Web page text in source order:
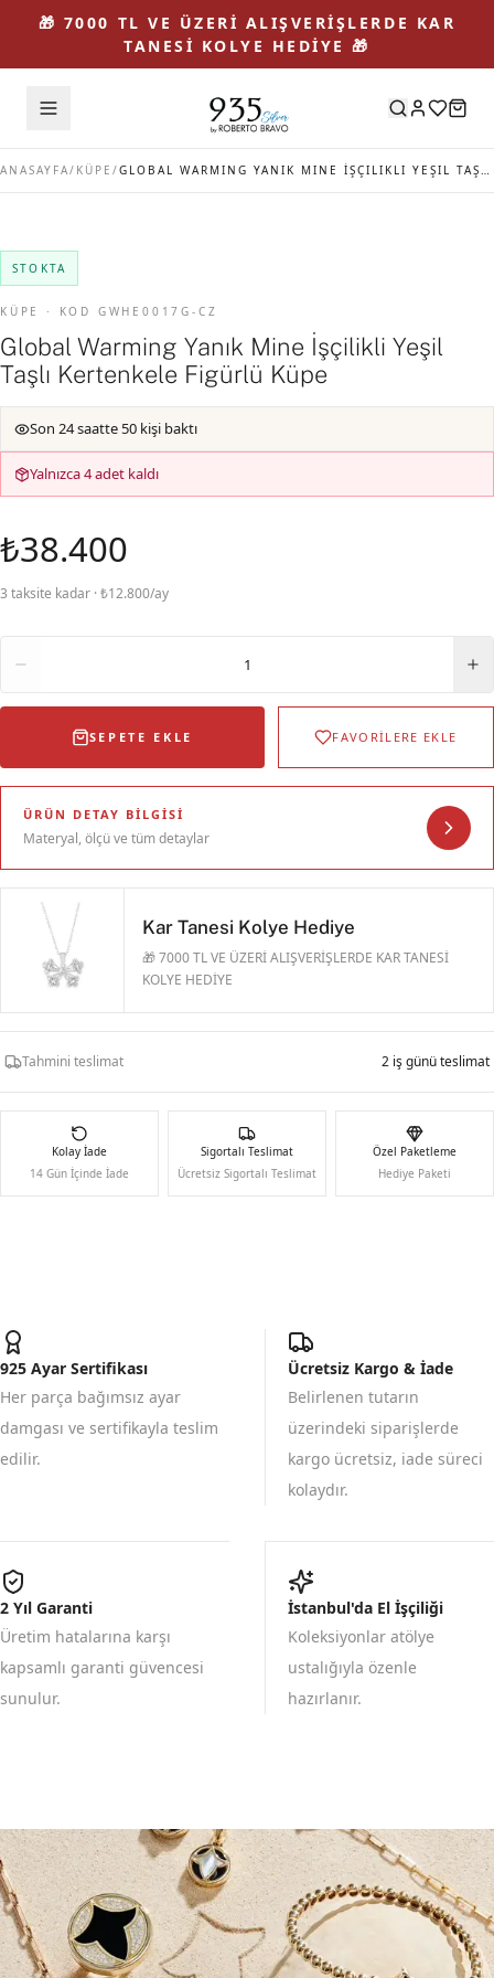
🎁 7000 TL VE ÜZERİ ALIŞVERİŞLERDE KAR
TANESİ KOLYE HEDİYE 🎁
ANASAYFA/ KÜPE / GLOBAL WARMING YANIK MINE İŞÇILIKLI YEŞIL TAŞLI KERTENKELE FIGÜRLÜ KÜPE
STOKTA
KÜPE · KOD GWHE0017G-CZ
Global Warming Yanık Mine İşçilikli Yeşil
Taşlı Kertenkele Figürlü Küpe
Son 24 saatte 50 kişi baktı
Yalnızca 4 adet kaldı
₺38.400
3 taksite kadar · ₺12.800/ay
1
SEPETE EKLE FAVORİLERE EKLE
ÜRÜN DETAY BILGISI
Materyal, ölçü ve tüm detaylar
Kar Tanesi Kolye Hediye
🎁 7000 TL VE ÜZERİ ALIŞVERİŞLERDE KAR TANESİ
KOLYE HEDİYE
Tahmini teslimat 2 iş günü teslimat
Kolay İade
14 Gün İçinde İade
Sigortalı Teslimat
Ücretsiz Sigortalı Teslimat
Özel Paketleme
Hediye Paketi
925 Ayar Sertifikası
Her parça bağımsız ayar
damgası ve sertifikayla teslim
edilir.
Ücretsiz Kargo & İade
Belirlenen tutarın
üzerindeki siparişlerde
kargo ücretsiz, iade süreci
kolaydır.
2 Yıl Garanti
Üretim hatalarına karşı
kapsamlı garanti güvencesi
sunulur.
İstanbul'da El İşçiliği
Koleksiyonlar atölye
ustalığıyla özenle
hazırlanır.